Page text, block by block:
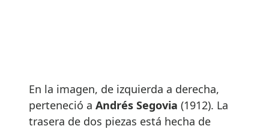
En la imagen, de izquierda a derecha,
perteneció a Andrés Segovia (1912). La
trasera de dos piezas está hecha de